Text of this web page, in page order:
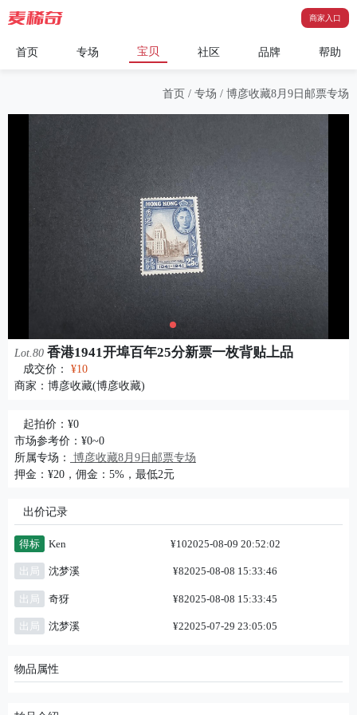
商家入口
首页 专场 宝贝 社区 品牌 帮助
首页 / 专场 / 博彦收藏8月9日邮票专场
Lot.80 香港1941开埠百年25分新票一枚背贴上品
成交价： ¥10
商家： 博彦收藏(博彦收藏)
起拍价：¥0
市场参考价：¥0~0
所属专场：
博彦收藏8月9日邮票专场
押金：¥20，佣金：5%，最低2元
出价记录
得标 Ken ¥102025-08-09 20:52:02
出局 沈梦溪 ¥82025-08-08 15:33:46
出局 奇犽 ¥82025-08-08 15:33:45
出局 沈梦溪 ¥22025-07-29 23:05:05
物品属性